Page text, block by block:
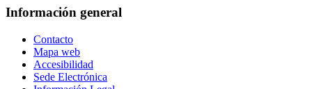
Información general
Contacto
Mapa web
Accesibilidad
Sede Electrónica